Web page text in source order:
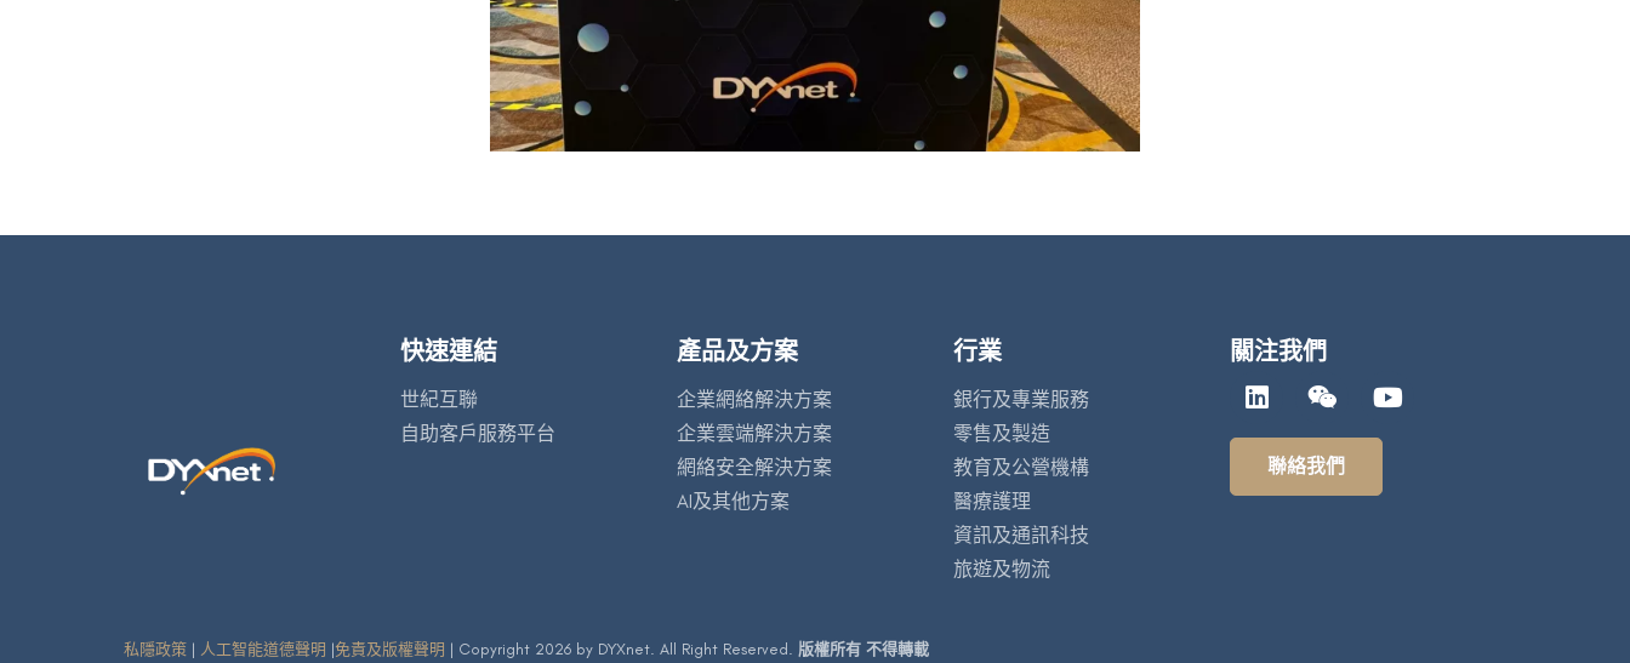
快速連結
世紀互聯
自助客戶服務平台
產品及方案
企業網絡解決方案
企業雲端解決方案
網絡安全解決方案
AI及其他方案
行業
銀行及專業服務
零售及製造
教育及公營機構
醫療護理
資訊及通訊科技
旅遊及物流
關注我們
聯絡我們
私隱政策 | 人工智能道德聲明 |免責及版權聲明 | Copyright 2026 by DYXnet. All Right Reserved. 版權所有 不得轉載